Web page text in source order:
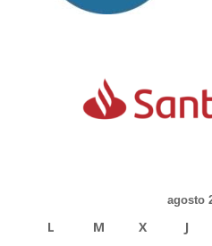
agosto
L M X J